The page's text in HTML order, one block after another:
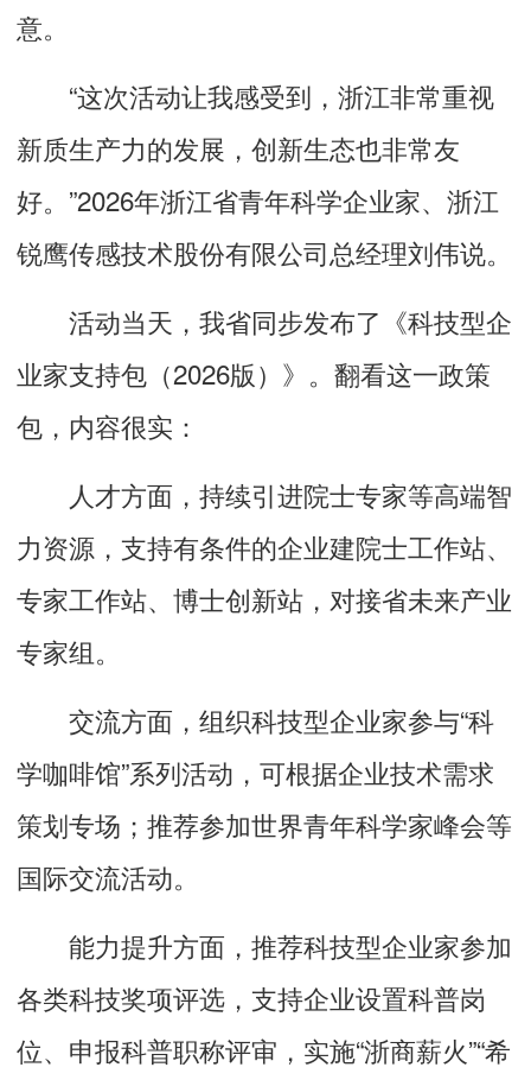
意。
“这次活动让我感受到，浙江非常重视
新质生产力的发展，创新生态也非常友
好。”2026年浙江省青年科学企业家、浙江
锐鹰传感技术股份有限公司总经理刘伟说。
活动当天，我省同步发布了《科技型企
业家支持包（2026版）》。翻看这一政策
包，内容很实：
人才方面，持续引进院士专家等高端智
力资源，支持有条件的企业建院士工作站、
专家工作站、博士创新站，对接省未来产业
专家组。
交流方面，组织科技型企业家参与“科
学咖啡馆”系列活动，可根据企业技术需求
策划专场；推荐参加世界青年科学家峰会等
国际交流活动。
能力提升方面，推荐科技型企业家参加
各类科技奖项评选，支持企业设置科普岗
位、申报科普职称评审，实施“浙商薪火”“希